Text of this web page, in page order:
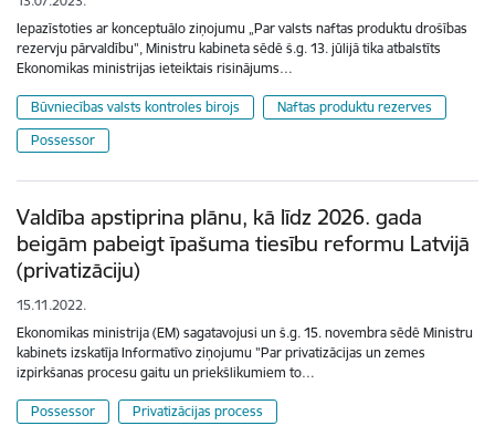
Iepazīstoties ar konceptuālo ziņojumu „Par valsts naftas produktu drošības
rezervju pārvaldību", Ministru kabineta sēdē š.g. 13. jūlijā tika atbalstīts
Ekonomikas ministrijas ieteiktais risinājums…
Būvniecības valsts kontroles birojs
Naftas produktu rezerves
Possessor
Valdība apstiprina plānu, kā līdz 2026. gada
beigām pabeigt īpašuma tiesību reformu Latvijā
(privatizāciju)
15.11.2022.
Ekonomikas ministrija (EM) sagatavojusi un š.g. 15. novembra sēdē Ministru
kabinets izskatīja Informatīvo ziņojumu "Par privatizācijas un zemes
izpirkšanas procesu gaitu un priekšlikumiem to…
Possessor Privatizācijas process